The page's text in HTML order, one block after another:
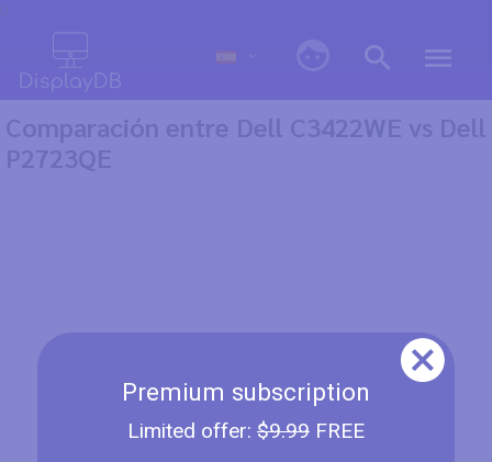
Premium subscription
Limited offer: $9.99FREE
Comparación entre Dell C3422WE vs Dell
P2723QE